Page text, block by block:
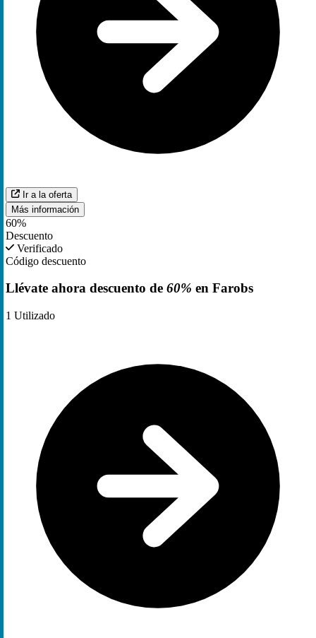
Ir a la oferta
Más información
60%
Descuento
Verificado
Código descuento
Llévate ahora descuento de 60% en Farobs
1 Utilizado